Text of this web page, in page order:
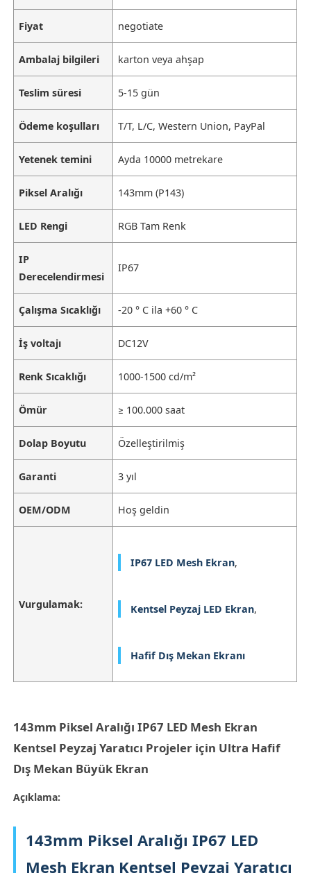
Ana Sayfa
Hakkımızda
Fiyat negotiate
Ambalaj bilgileri karton veya ahşap
Teslim süresi 5-15 gün
Ödeme koşulları T/T, L/C, Western Union, PayPal
Yetenek temini Ayda 10000 metrekare
Piksel Aralığı 143mm (P143)
LED Rengi RGB Tam Renk
IP
Derecelendirmesi
IP67
Çalışma Sıcaklığı -20 ° C ila +60 ° C
İş voltajı DC12V
Renk Sıcaklığı 1000-1500 cd/m²
Ömür ≥ 100.000 saat
Dolap Boyutu Özelleştirilmiş
Garanti 3 yıl
OEM/ODM Hoş geldin
Vurgulamak:
IP67 LED Mesh Ekran,
Kentsel Peyzaj LED Ekran,
Hafif Dış Mekan Ekranı
143mm Piksel Aralığı IP67 LED Mesh Ekran
Kentsel Peyzaj Yaratıcı Projeler için Ultra Hafif
Dış Mekan Büyük Ekran
Açıklama:
143mm Piksel Aralığı IP67 LED
Mesh Ekran Kentsel Peyzaj Yaratıcı